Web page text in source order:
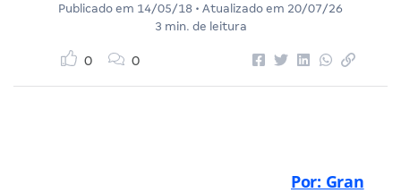
Publicado em 14/05/18 • Atualizado em 20/07/26
3 min. de leitura
0 0
Por: Gran